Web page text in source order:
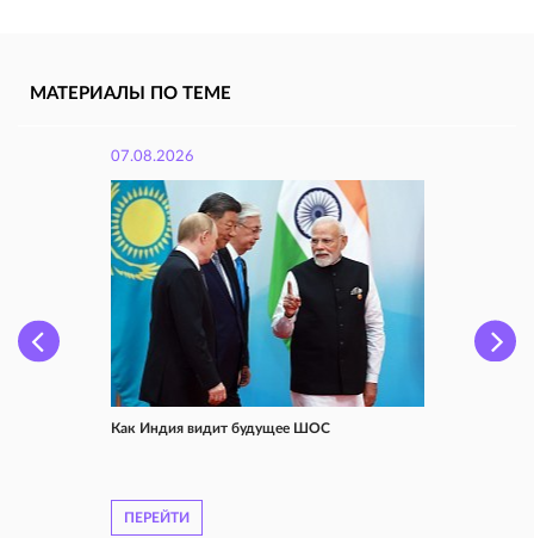
МАТЕРИАЛЫ ПО ТЕМЕ
07.08.2026
Как Индия видит будущее ШОС
ПЕРЕЙТИ